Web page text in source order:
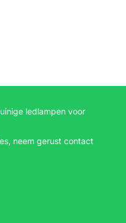
ledlampen voor
neem gerust contact